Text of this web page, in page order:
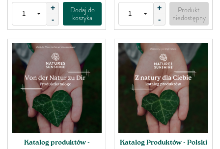
+
-
Dodaj do
koszyka
+
-
Produkt
niedostępny
Katalog produktów -
Katalog Produktów - Polski